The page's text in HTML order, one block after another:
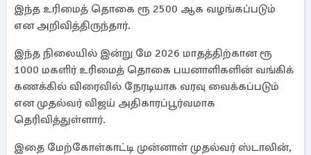
இந்த உரிமைத் தொகை ரூ 2500 ஆக வழங்கப்படும்
என அறிவித்திருந்தார்.
இந்த நிலையில் இன்று மே 2026 மாதத்திற்கான ரூ
1000 மகளிர் உரிமைத் தொகை பயனாளிகளின் வங்கிக்
கணக்கில் விரைவில் நேரடியாக வரவு வைக்கப்படும்
என முதல்வர் விஜய் அதிகாரப்பூர்வமாக
தெரிவித்துள்ளார்.
இதை மேற்கோள்காட்டி முன்னாள் முதல்வர் ஸ்டாலின்,